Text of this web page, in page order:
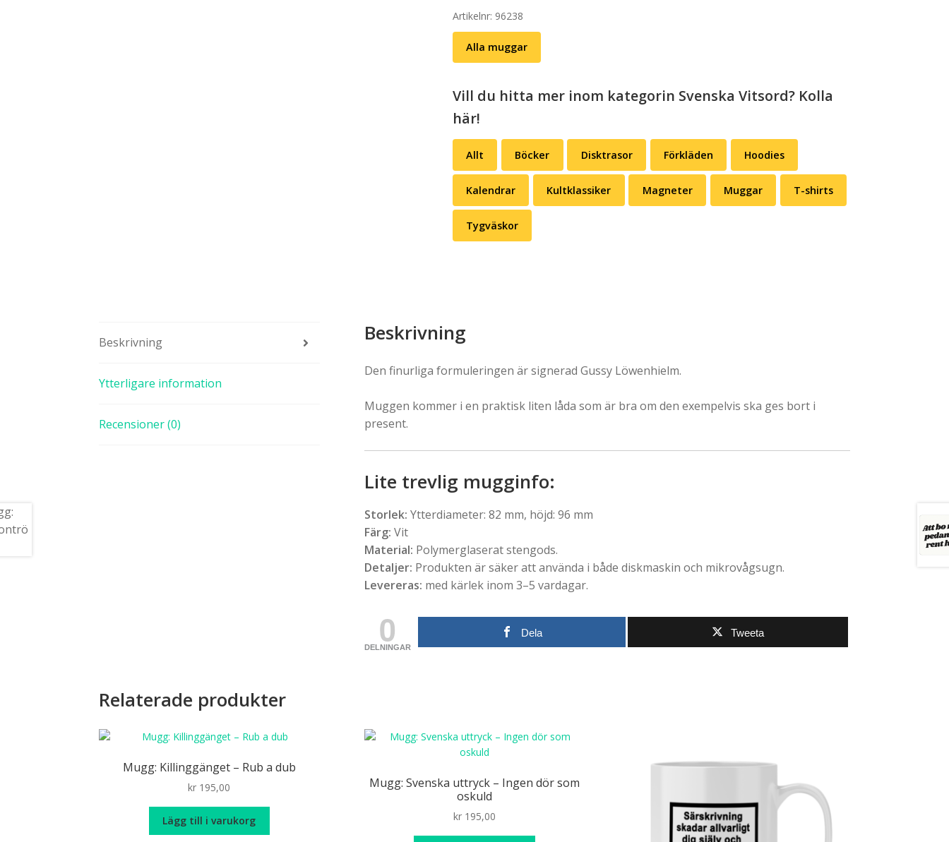
...
mängd
Artikelnr: 96238
Alla muggar
Vill du hitta mer inom kategorin Svenska Vitsord? Kolla
här!
Allt Böcker Disktrasor Förkläden Hoodies
Kalendrar Kultklassiker Magneter Muggar T-shirts
Tygväskor
Beskrivning
Ytterligare information
Recensioner (0)
Beskrivning
Den finurliga formuleringen är signerad Gussy Löwenhielm.
Muggen kommer i en praktisk liten låda som är bra om den exempelvis ska ges bort i
present.
Lite trevlig mugginfo:
Storlek: Ytterdiameter: 82 mm, höjd: 96 mm
Färg: Vit
Material: Polymerglaserat stengods.
Detaljer: Produkten är säker att använda i både diskmaskin och mikrovågsugn.
Levereras: med kärlek inom 3–5 vardagar.
0
DELNINGAR
Dela Tweeta
Relaterade produkter
Mugg: Killinggänget – Rub a dub
kr 195,00
Lägg till i varukorg
Mugg: Svenska uttryck – Ingen dör som
oskuld
kr195,00